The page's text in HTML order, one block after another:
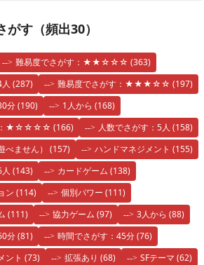
す（頻出30）
難易度でさがす：★★☆☆☆ (363)
(287) 難易度でさがす：★★★☆☆ (197)
分(190) 1人から (168)
：★☆☆☆☆ (166) 人数でさがす：5人 (158)
べません） (157) ハンドマネジメント (155)
(143) カードゲーム (138)
ン (114) 個別パワー (111)
(111) 協力ゲーム (97) 3人から (88)
分(81) 時間でさがす：45分(76)
ント (73) 拡張あり (68) SFテーマ (62)